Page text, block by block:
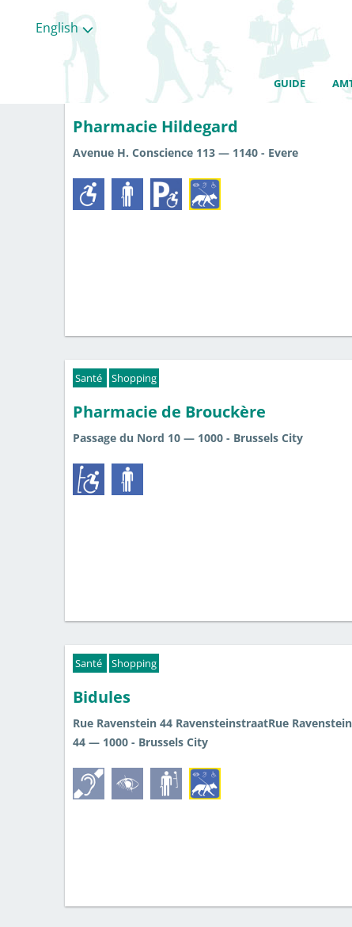
English
GUIDE
Care of the person Santé Services/loisirs Shopping
Pharmacie Hildegard
Avenue H. Conscience 113 — 1140 - Evere
Santé Shopping
Pharmacie de Brouckère
Passage du Nord 10 — 1000 - Brussels City
Santé Shopping
Bidules
Rue Ravenstein 44 RavensteinstraatRue Ravenstein
44 — 1000 - Brussels City